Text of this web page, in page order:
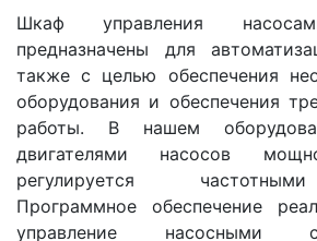
Шкаф управления
предназначены для
также с целью обеспечения
оборудования и обеспечения
работы. В нашем
двигателями насосов
регулируется
Программное обеспечение
управление насосными